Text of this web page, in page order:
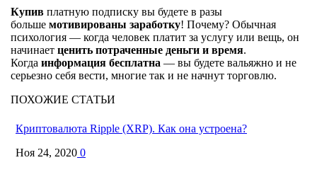
Купив платную подписку вы будете в разы
больше мотивированы заработку! Почему? Обычная
психология — когда человек платит за услугу или вещь, он
начинает ценить потраченные деньги и время.
Когда информация бесплатна — вы будете вальяжно и не
серьезно себя вести, многие так и не начнут торговлю.
ПОХОЖИЕ СТАТЬИ
Криптовалюта Ripple (XRP). Как она устроена?
Ноя 24, 2020 0